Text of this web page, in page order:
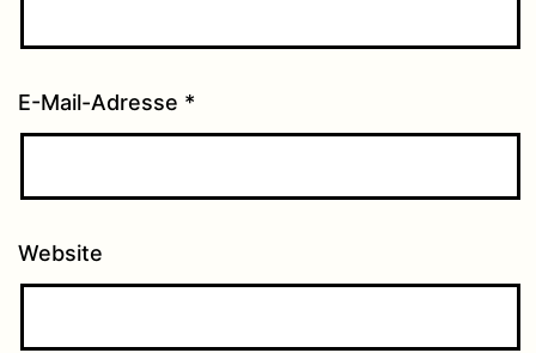
E-Mail-Adresse *
Website